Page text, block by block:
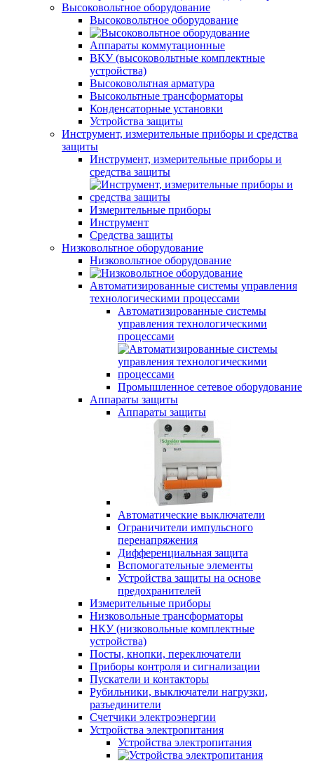
Высоковольтное оборудование
Высоковольтное оборудование
Аппараты коммутационные
ВКУ (высоковольтные комплектные
устройства)
Высоковольтная арматура
Высокольтные трансформаторы
Конденсаторные установки
Устройства защиты
Инструмент, измерительные приборы и средства
защиты
Инструмент, измерительные приборы и
средства защиты
Измерительные приборы
Инструмент
Средства защиты
Низковольтное оборудование
Низковольтное оборудование
Автоматизированные системы управления
технологическими процессами
Автоматизированные системы
управления технологическими
процессами
Промышленное сетевое оборудование
Аппараты защиты
Аппараты защиты
Автоматические выключатели
Ограничители импульсного
перенапряжения
Дифференциальная защита
Вспомогательные элементы
Устройства защиты на основе
предохранителей
Измерительные приборы
Низковольные трансформаторы
НКУ (низковольные комплектные
устройства)
Посты, кнопки, переключатели
Приборы контроля и сигнализации
Пускатели и контакторы
Рубильники, выключатели нагрузки,
разъединители
Счетчики электроэнергии
Устройства электропитания
Устройства электропитания